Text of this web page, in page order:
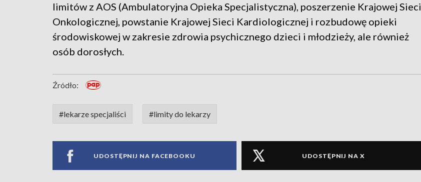
limitów z AOS (Ambulatoryjna Opieka Specjalistyczna), poszerzenie Krajowej Sieci
Onkologicznej, powstanie Krajowej Sieci Kardiologicznej i rozbudowę opieki
środowiskowej w zakresie zdrowia psychicznego dzieci i młodzieży, ale również
osób dorosłych.
Źródło:
#lekarze specjaliści #limity do lekarzy
UDOSTĘPNIJ NA FACEBOOKU UDOSTĘPNIJ NA X